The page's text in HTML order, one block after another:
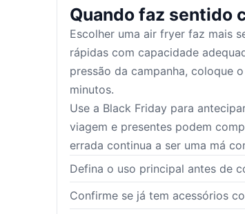
Quando faz sentido
Escolher uma air fryer faz mais
rápidas com capacidade
pressão da campanha, coloque
minutos.
Use a Black Friday para
viagem e presentes podem
errada continua a ser uma má
Defina o uso principal antes de
Confirme se já tem acessórios